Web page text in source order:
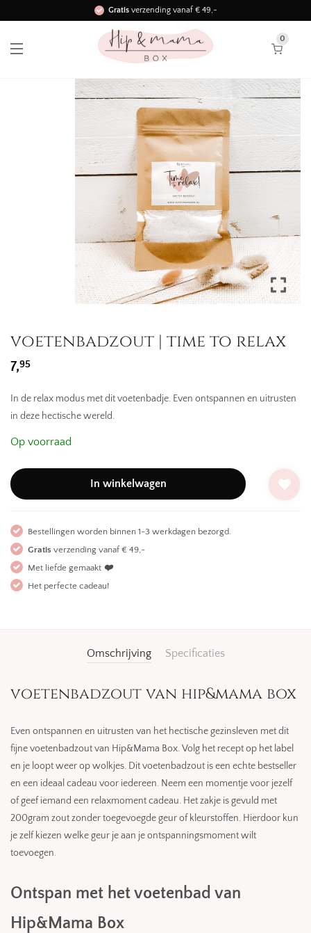
Gratisverzending vanaf € 49,-
Binnen 3 werkdagen in huis!
0
voetenbadzout | time to relax
7,95
In de relax modus met dit voetenbadje. Even ontspannen en uitrusten
in deze hectische wereld.
Op voorraad
In winkelwagen
Bestellingen worden binnen 1-3 werkdagen bezorgd.
Gratis verzending vanaf € 49,-
Met liefde gemaakt ❤️
Het perfecte cadeau!
Omschrijving Specificaties
voetenbadzout van hip&mama box
Even ontspannen en uitrusten van het hectische gezinsleven met dit
fijne voetenbadzout van Hip&Mama Box. Volg het recept op het label
en je loopt weer op wolkjes. Dit voetenbadzout is een echte bestseller
en een ideaal cadeau voor iedereen. Neem een momentje voor jezelf
of geef iemand een relaxmoment cadeau. Het zakje is gevuld met
200gram zout zonder toegevoegde geur of kleurstoffen. Hierdoor kun
je zelf kiezen welke geur je aan je ontspanningsmoment wilt
toevoegen.
Ontspan met het voetenbad van
Hip&Mama Box